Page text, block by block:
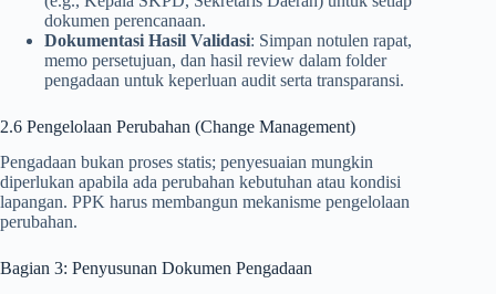
dokumen perencanaan.
Dokumentasi Hasil Validasi: Simpan notulen rapat,
memo persetujuan, dan hasil review dalam folder
pengadaan untuk keperluan audit serta transparansi.
2.6 Pengelolaan Perubahan (Change Management)
Pengadaan bukan proses statis; penyesuaian mungkin
diperlukan apabila ada perubahan kebutuhan atau kondisi
lapangan. PPK harus membangun mekanisme pengelolaan
perubahan.
Bagian 3: Penyusunan Dokumen Pengadaan